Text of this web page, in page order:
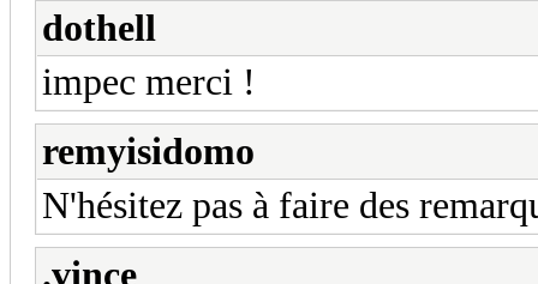
dothell
impec merci !
remyisidomo
N'hésitez pas à faire des
.vince